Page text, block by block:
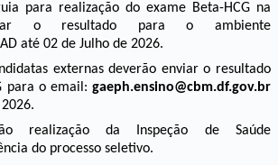
para realização do exame Beta-HCG na
o resultado para o ambiente
até 02 de Julho de 2026.
externas deverão enviar o resultado
para o email: gaeph.ensino@cbm.df.gov.br
realização da Inspeção de Saúde
do processo seletivo.